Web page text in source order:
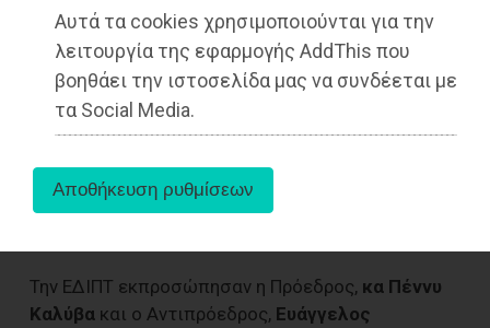
Αυτά τα cookies χρησιμοποιούνται για την
λειτουργία της εφαρμογής AddThis που
βοηθάει την ιστοσελίδα μας να συνδέεται με
τα Social Media.
Η Ένωση Δημοσιογράφων Ιδιοκτητών
Περιοδικού Τύπου (ΕΔΙΠΤ)
συμμετείχε στη
συνεδρίαση της Διαρκούς Επιτροπής Δημόσιας
Διοίκησης της Βουλής, την Παρασκευή
14.11.2025, όπου συζητήθηκε το νομοσχέδιο για
ενσωμάτωση της ευρωπαϊκής οδηγίας για τη
συντακτική ανεξαρτησία και την ελευθερία των
Την ΕΔΙΠΤ εκπροσώπησαν η Πρόεδρος, κα Πέννυ
Καλύβα και ο Αντιπρόεδρος, Ευάγγελος